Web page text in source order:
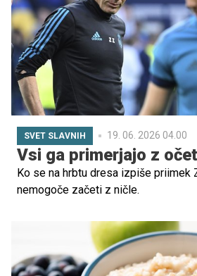
SVET SLAVNIH 19. 06. 2026 04.00
Vsi ga primerjajo z
Ko se na hrbtu dresa izpiše priimek
nemogoče začeti z ničle.